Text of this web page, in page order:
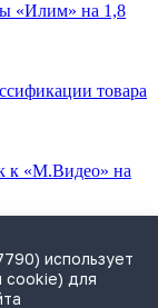
«Илим» на 1,8
товара
к «М.Видео» на
использует
cookie) для